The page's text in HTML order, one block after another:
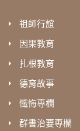
祖師行誼
因果教育
扎根教育
德育故事
懺悔專欄
群書治要專欄